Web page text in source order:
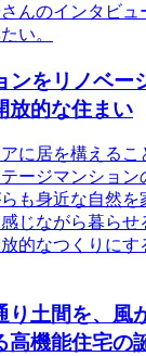
んのインタビ
い。
ンをリノベー
放的な住まい
に居を構えるこ
ージマンショ
も身近な自然を
じながら暮らせ
的なつくりにす
り土間を、風
高機能住宅の